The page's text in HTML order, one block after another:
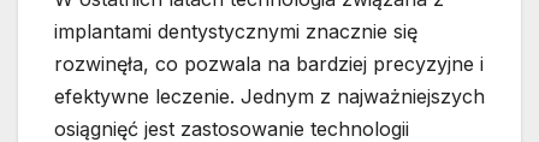
implantami dentystycznymi znacznie się
rozwinęła, co pozwala na bardziej precyzyjne i
efektywne leczenie. Jednym z najważniejszych
osiągnięć jest zastosowanie technologii